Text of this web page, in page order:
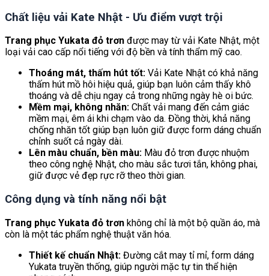
Chất liệu vải Kate Nhật - Ưu điểm vượt trội
Trang phục Yukata đỏ trơn được may từ vải Kate Nhật, một
loại vải cao cấp nổi tiếng với độ bền và tính thẩm mỹ cao.
Thoáng mát, thấm hút tốt: Vải Kate Nhật có khả năng
thấm hút mồ hôi hiệu quả, giúp bạn luôn cảm thấy khô
thoáng và dễ chịu ngay cả trong những ngày hè oi bức.
Mềm mại, không nhăn: Chất vải mang đến cảm giác
mềm mại, êm ái khi chạm vào da. Đồng thời, khả năng
chống nhăn tốt giúp bạn luôn giữ được form dáng chuẩn
chỉnh suốt cả ngày dài.
Lên màu chuẩn, bền màu: Màu đỏ trơn được nhuộm
theo công nghệ Nhật, cho màu sắc tươi tắn, không phai,
giữ được vẻ đẹp rực rỡ theo thời gian.
Công dụng và tính năng nổi bật
Trang phục Yukata đỏ trơn không chỉ là một bộ quần áo, mà
còn là một tác phẩm nghệ thuật văn hóa.
Thiết kế chuẩn Nhật: Đường cắt may tỉ mỉ, form dáng
Yukata truyền thống, giúp người mặc tự tin thể hiện